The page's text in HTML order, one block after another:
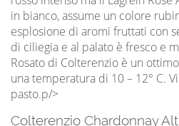
in bianco, assume un colore
esplosione di aromi fruttati con
di ciliegia e al palato è fresco e
Rosato di Colterenzio è un
una temperatura di 10 – 12° C.
pasto.p/>
Colterenzio Chardonnay